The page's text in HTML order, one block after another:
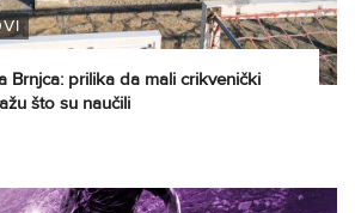
Brnjca: prilika da mali crikvenički
što su naučili